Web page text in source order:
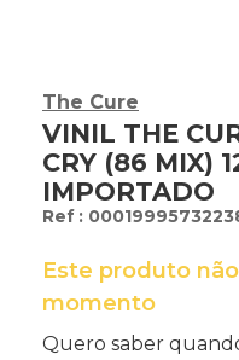
The Cure
VINIL THE
CRY (86 MIX)
IMPORTADO
:
Este produto
momento
Quero saber